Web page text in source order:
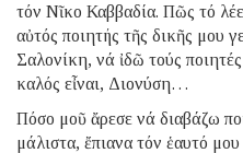
τόν Νῖκο Καββαδία. Πῶς τό
αὐτός ποιητής τῆς δικῆς μου
Σαλονίκη, νά ἰδῶ τούς
καλός εἶναι, Διονύση…
Πόσο μοῦ ἄρεσε νά διαβάζω
μάλιστα, ἔπιανα τόν ἑαυτό